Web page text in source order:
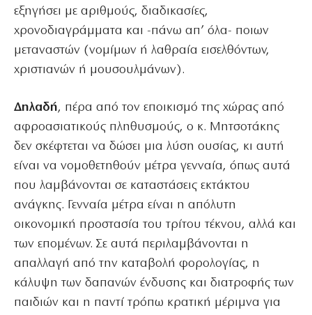
εξηγήσει με αριθμούς, διαδικασίες,
χρονοδιαγράμματα και -πάνω απ’ όλα- ποιων
μεταναστών (νομίμων ή λαθραία εισελθόντων,
χριστιανών ή μουσουλμάνων).
Δηλαδή, πέρα από τον εποικισμό της χώρας από
αφροασιατικούς πληθυσμούς, ο κ. Μητσοτάκης
δεν σκέφτεται να δώσει μια λύση ουσίας, κι αυτή
είναι να νομοθετηθούν μέτρα γενναία, όπως αυτά
που λαμβάνονται σε καταστάσεις εκτάκτου
ανάγκης. Γενναία μέτρα είναι η απόλυτη
οικονομική προστασία του τρίτου τέκνου, αλλά και
των επομένων. Σε αυτά περιλαμβάνονται η
απαλλαγή από την καταβολή φορολογίας, η
κάλυψη των δαπανών ένδυσης και διατροφής των
παιδιών και η παντί τρόπω κρατική μέριμνα για